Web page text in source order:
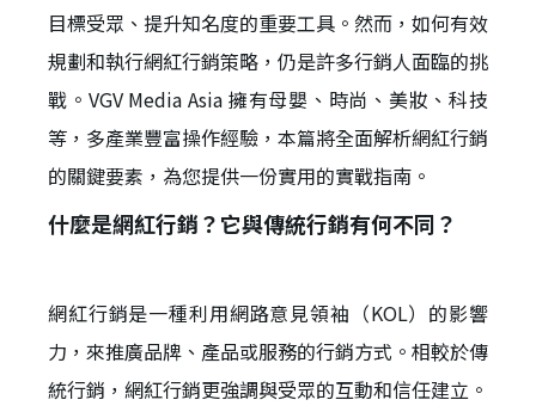
目標受眾、提升知名度的重要工具。然而，如何有效
規劃和執行網紅行銷策略，仍是許多行銷人面臨的挑
戰。VGV Media Asia 擁有母嬰、時尚、美妝、科技
等，多產業豐富操作經驗，本篇將全面解析網紅行銷
的關鍵要素，為您提供一份實用的實戰指南。
什麼是網紅行銷？它與傳統行銷有何不同？
網紅行銷是一種利用網路意見領袖（KOL）的影響
力，來推廣品牌、產品或服務的行銷方式。相較於傳
統行銷，網紅行銷更強調與受眾的互動和信任建立。